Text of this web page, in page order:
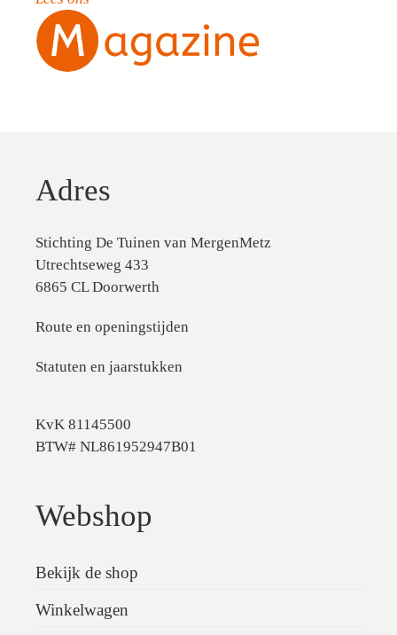
Adres
Stichting De Tuinen van MergenMetz
Utrechtseweg 433
6865 CL Doorwerth
Route en openingstijden
Statuten en jaarstukken
KvK 81145500
BTW# NL861952947B01
Webshop
Bekijk de shop
Winkelwagen